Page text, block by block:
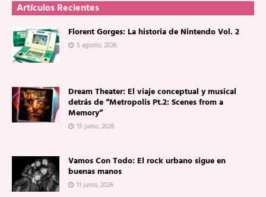
Artículos Recientes
Florent Gorges: La historia de Nintendo Vol. 2
5 agosto, 2026
Dream Theater: El viaje conceptual y musical
detrás de “Metropolis Pt.2: Scenes from a
Memory”
15 junio, 2026
Vamos Con Todo: El rock urbano sigue en
buenas manos
11 junio, 2026